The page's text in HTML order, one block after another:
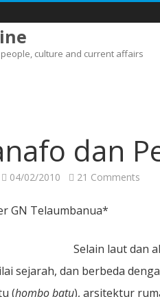
culture and current affairs
dan
04/02/2010 21 Comments
GN Telaumbanua*
Selain laut dan
sejarah, dan berbeda
(hombo batu), arsitektur